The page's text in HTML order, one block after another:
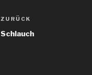
Vorheriger
Beitrag
ZURÜCK
Schlauch